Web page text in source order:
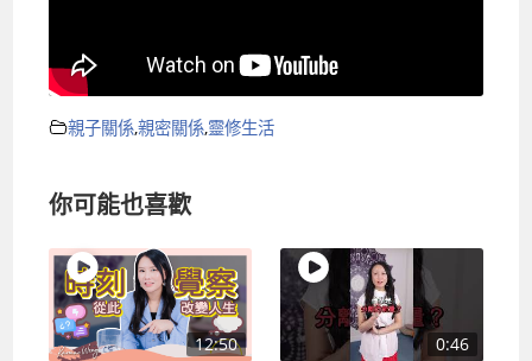
親子關係,親密關係,靈修生活
你可能也喜歡
12:50 0:46